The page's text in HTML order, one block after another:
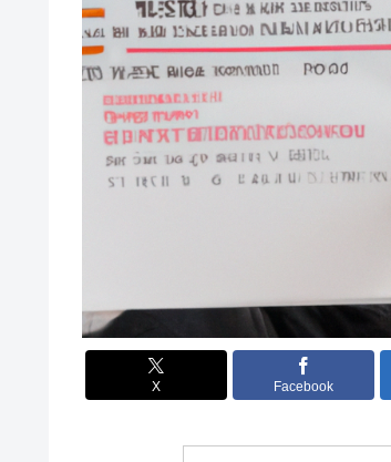
X Facebook